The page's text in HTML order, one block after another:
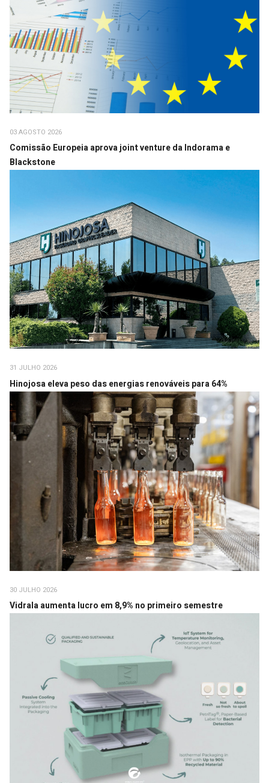
03 AGOSTO 2026
Comissão Europeia aprova joint venture da Indorama e
Blackstone
31 JULHO 2026
Hinojosa eleva peso das energias renováveis para 64%
30 JULHO 2026
Vidrala aumenta lucro em 8,9% no primeiro semestre